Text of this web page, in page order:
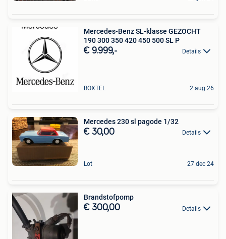
Mercedes-Benz SL-klasse GEZOCHT
190 300 350 420 450 500 SL P
€ 9.999,- Details
BOXTEL 2 aug 26
Mercedes 230 sl pagode 1/32
€ 30,00 Details
Lot 27 dec 24
Brandstofpomp
€ 300,00 Details